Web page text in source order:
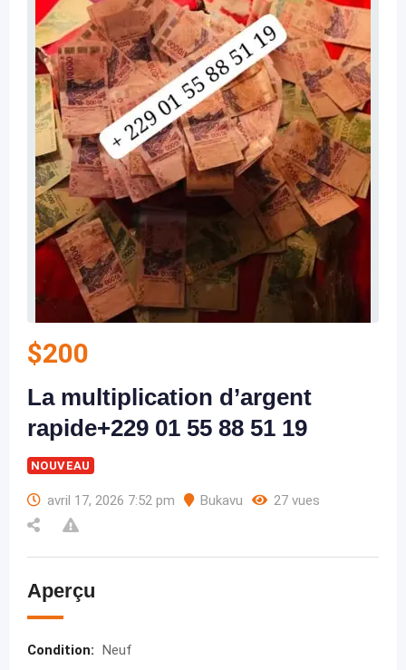
$200
La multiplication d’argent
rapide+229 01 55 88 51 19
NOUVEAU
avril 17, 2026 7:52 pm Bukavu 27 vues
Aperçu
Condition: Neuf